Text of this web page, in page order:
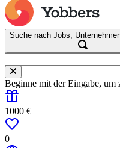
Suche nach Jobs,
Beginne mit der Eingabe, um
1000 €
0